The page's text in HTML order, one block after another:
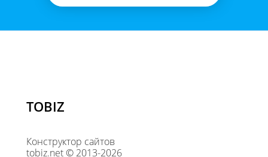
TOBIZ
Конструктор сайтов
tobiz.net © 2013-2026